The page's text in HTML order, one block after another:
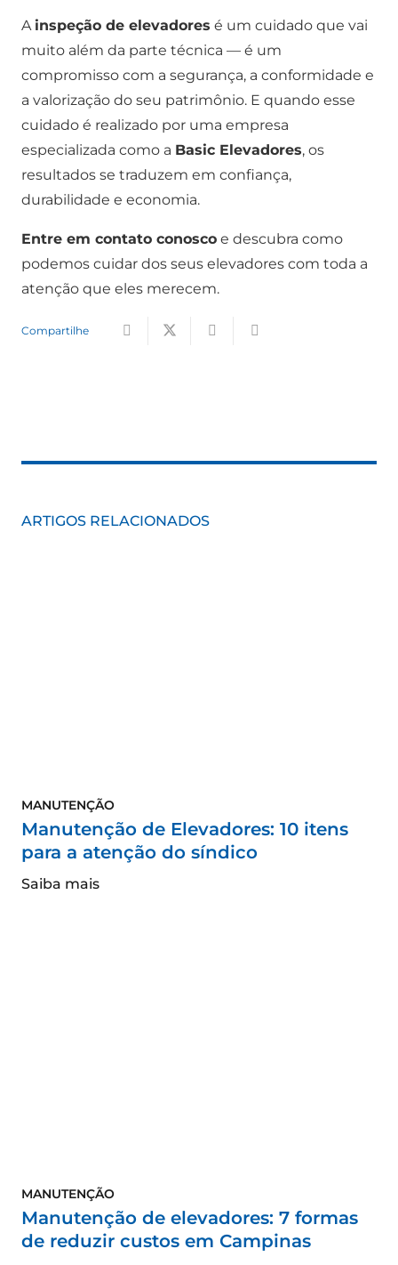
A inspeção de elevadores é um cuidado que vai
muito além da parte técnica — é um
compromisso com a segurança, a conformidade e
a valorização do seu patrimônio. E quando esse
cuidado é realizado por uma empresa
especializada como a Basic Elevadores, os
resultados se traduzem em confiança,
durabilidade e economia.
Entre em contato conosco e descubra como
podemos cuidar dos seus elevadores com toda a
atenção que eles merecem.
Compartilhe
ARTIGOS RELACIONADOS
MANUTENÇÃO
Manutenção de Elevadores: 10 itens
para a atenção do síndico
Saiba mais
MANUTENÇÃO
Manutenção de elevadores: 7 formas
de reduzir custos em Campinas